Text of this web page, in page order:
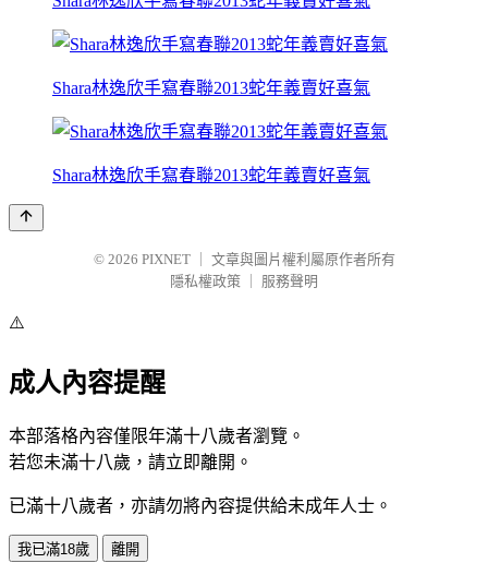
Shara林逸欣手寫春聯2013蛇年義賣好喜氣
Shara林逸欣手寫春聯2013蛇年義賣好喜氣
© 2026 PIXNET
文章與圖片權利屬原作者所有
隱私權政策
服務聲明
⚠️
成人內容提醒
本部落格內容僅限年滿十八歲者瀏覽。
若您未滿十八歲，請立即離開。
已滿十八歲者，亦請勿將內容提供給未成年人士。
我已滿18歲 離開